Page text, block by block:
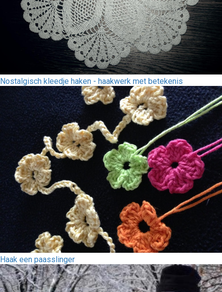
Nostalgisch kleedje haken - haakwerk met betekenis
Haak een paasslinger